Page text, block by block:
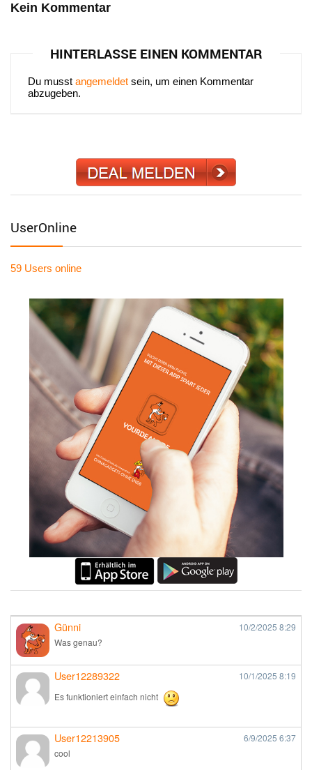
Kein Kommentar
HINTERLASSE EINEN KOMMENTAR
Du musst angemeldet sein, um einen Kommentar
abzugeben.
UserOnline
59 Users online
Günni 10/2/2025 8:29
Was genau?
User12289322 10/1/2025 8:19
Es funktioniert einfach nicht
User12213905 6/9/2025 6:37
cool